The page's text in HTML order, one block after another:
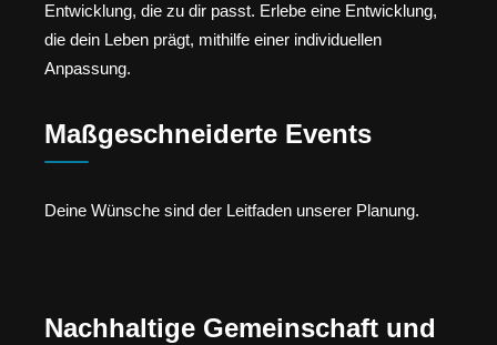
Entwicklung, die zu dir passt. Erlebe eine Entwicklung,
die dein Leben prägt, mithilfe einer individuellen
Anpassung.
Maßgeschneiderte Events
Deine Wünsche sind der Leitfaden unserer Planung.
Nachhaltige Gemeinschaft und